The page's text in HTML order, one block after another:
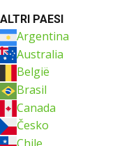
ALTRI PAESI
Argentina
Australia
België
Brasil
Canada
Česko